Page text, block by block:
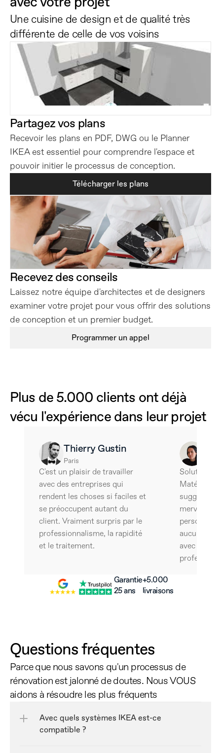
Une cuisine de design et de qualité très
différente de celle de vos voisins
Partagez vos plans
Recevoir les plans en PDF, DWG ou le Planner
IKEA est essentiel pour comprendre l'espace et
pouvoir initier le processus de conception.
Télécharger les plans
Recevez des conseils
Laissez notre équipe d'architectes et de designers
examiner votre projet pour vous offrir des solutions
de conception et un premier budget.
Programmer un appel
Plus de 5.000 clients ont déjà
vécu l'expérience dans leur projet
Thierry Gustin
Paris
C'est un plaisir de travailler
avec des entreprises qui
rendent les choses si faciles et
se préoccupent autant du
client. Vraiment surpris par le
professionnalisme, la rapidité
et le traitement.
Solutions
Matériaux
suggestifs
merveille
aucun
avec cette
Garantie
25 ans
+5.000
livraisons
Questions fréquentes
Parce que nous savons qu'un processus de
rénovation est jalonné de doutes. Nous VOUS
aidons à résoudre les plus fréquents
Avec quels systèmes IKEA est-ce
compatible ?